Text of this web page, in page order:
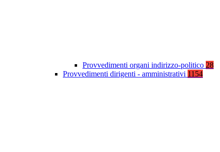
Provvedimenti organi indirizzo-politico 28
Provvedimenti dirigenti - amministrativi 1154